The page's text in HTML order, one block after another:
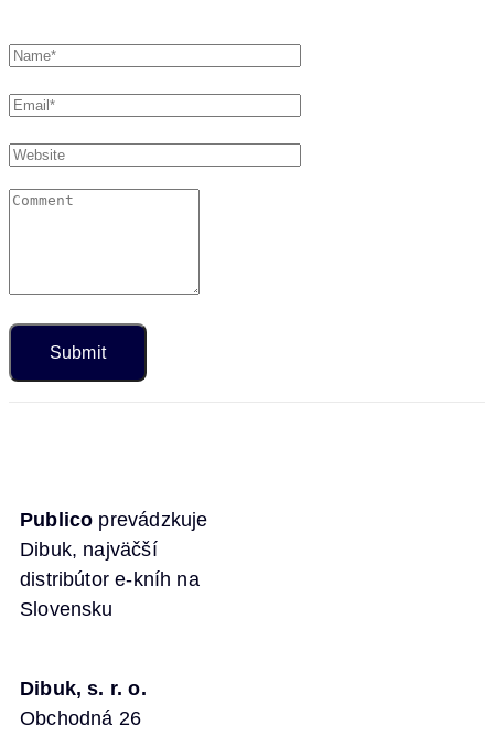
Publico prevádzkuje
Dibuk, najväčší
distribútor e-kníh na
Slovensku
Dibuk, s. r. o.
Obchodná 26